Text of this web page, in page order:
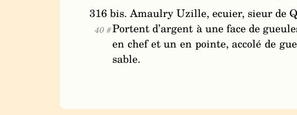
316 bis. Amaulry Uzille, ecuier, sieur de
40 #Portent d’argent à une face de
en chef et un en pointe, accolé de
sable.